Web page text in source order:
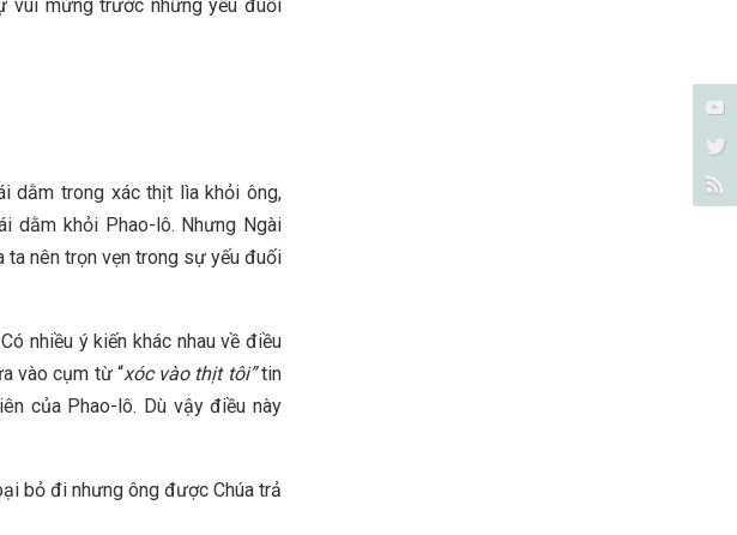
vui mừng trước những yếu đuối
dằm trong xác thịt lìa khỏi ông,
dằm khỏi Phao-lô. Nhưng Ngài
ta nên trọn vẹn trong sự yếu đuối
nhiều ý kiến khác nhau về điều
vào cụm từ “xóc vào thịt tôi”tin
của Phao-lô. Dù vậy điều này
bỏ đi nhưng ông được Chúa trả